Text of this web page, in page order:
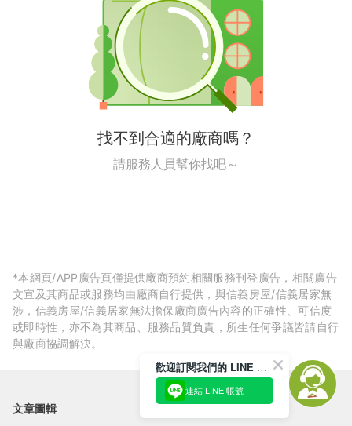
找不到合適的廠商嗎？
請服務人員幫你找吧～
*本網頁/APP廣告頁僅提供廠商預約相關服務刊登廣告，相關廣告
文宣及其商品或服務均由廠商自行提供，與信義房屋/信義居家無
涉，信義房屋/信義居家無法擔保廠商廣告內容的正確性、可信度
或即時性，亦不為其商品、服務品質負責，所生任何爭議皆請自行
與廠商協調解決。
文章圖輯
歡迎訂閱我們的 LINE 官方帳號
連結 LINE 帳號